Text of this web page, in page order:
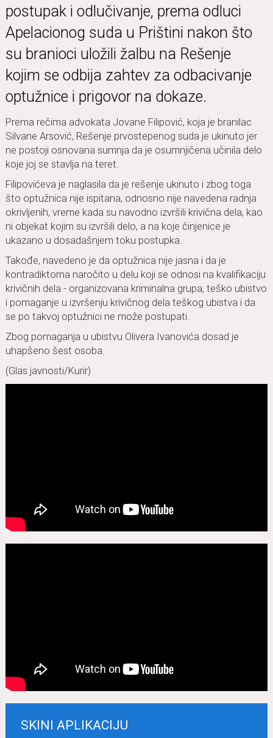
postupak i odlučivanje, prema odluci
Apelacionog suda u Prištini nakon što
su branioci uložili žalbu na Rešenje
kojim se odbija zahtev za odbacivanje
optužnice i prigovor na dokaze.
Prema rečima advokata Jovane Filipović, koja je branilac
Silvane Arsović, Rešenje prvostepenog suda je ukinuto jer
ne postoji osnovana sumnja da je osumnjičena učinila delo
koje joj se stavlja na teret.
Filipovićeva je naglasila da je rešenje ukinuto i zbog toga
što optužnica nije ispitana, odnosno nije navedena radnja
okrivljenih, vreme kada su navodno izvršili krivična dela, kao
ni objekat kojim su izvršili delo, a na koje činjenice je
ukazano u dosadašnjem toku postupka.
Takođe, navedeno je da optužnica nije jasna i da je
kontradiktorna naročito u delu koji se odnosi na kvalifikaciju
krivičnih dela - organizovana kriminalna grupa, teško ubistvo
i pomaganje u izvršenju krivičnog dela teškog ubistva i da
se po takvoj optužnici ne može postupati.
Zbog pomaganja u ubistvu Olivera Ivanovića dosad je
uhapšeno šest osoba.
(Glas javnosti/Kurir)
SKINI APLIKACIJU